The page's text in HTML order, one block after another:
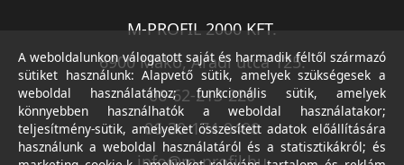
M-PROFIL 2000 KFT.
6900 Makó, Aradi utca 125.
06-62-213-220
06-30-174-9490
A weboldalunkon válogatott saját és harmadik féltől származó
sütiket használunk: Alapvető sütik, amelyek szükségesek a
weboldal használatához; funkcionális sütik, amelyek
könnyebben használhatók a weboldal használatakor;
teljesítmény-sütik, amelyeket összesített adatok előállítására
használunk a weboldal használatáról és a statisztikákról; és